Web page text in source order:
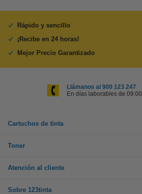
Rápido y sencillo
¡Recibe en 24 horas!
Mejor Precio Garantizado
Llámanos al 900 123 247
En días laborables de
Cartuchos de tinta
Toner
Atención al cliente
Sobre 123tinta